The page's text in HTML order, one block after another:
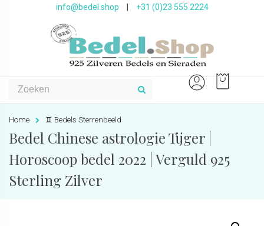
info@bedel.shop +31 (0)23 555 2224
Home ♊️ Bedels Sterrenbeeld
Bedel Chinese astrologie Tijger |
Horoscoop bedel 2022 | Verguld 925
Sterling Zilver